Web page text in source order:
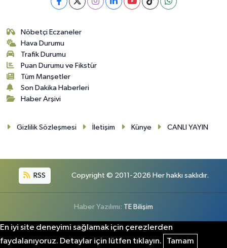
Nöbetçi Eczaneler
Hava Durumu
Trafik Durumu
Puan Durumu ve Fikstür
Tüm Manşetler
Son Dakika Haberleri
Haber Arşivi
Gizlilik Sözleşmesi İletişim Künye CANLI YAYIN
RSS Copyright © 2011-2026 Her hakkı saklıdır.
Haber Yazılımı: TE Bilişim
En iyi site deneyimi sağlamak için çerezlerden
faydalanıyoruz. Detaylar için lütfen tıklayın.
Tamam